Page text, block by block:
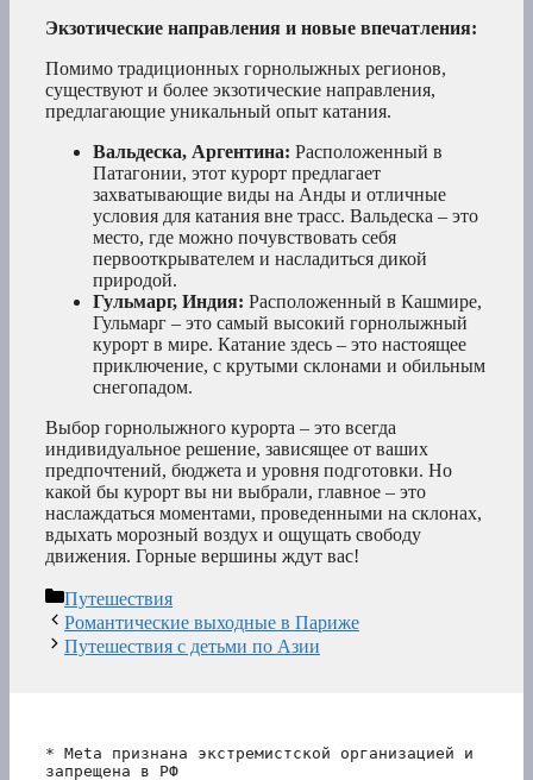
Экзотические направления и новые впечатления:
Помимо традиционных горнолыжных регионов,
существуют и более экзотические направления,
предлагающие уникальный опыт катания.
Вальдеска, Аргентина: Расположенный в
Патагонии, этот курорт предлагает
захватывающие виды на Анды и отличные
условия для катания вне трасс. Вальдеска – это
место, где можно почувствовать себя
первооткрывателем и насладиться дикой
природой.
Гульмарг, Индия: Расположенный в Кашмире,
Гульмарг – это самый высокий горнолыжный
курорт в мире. Катание здесь – это настоящее
приключение, с крутыми склонами и обильным
снегопадом.
Выбор горнолыжного курорта – это всегда
индивидуальное решение, зависящее от ваших
предпочтений, бюджета и уровня подготовки. Но
какой бы курорт вы ни выбрали, главное – это
наслаждаться моментами, проведенными на склонах,
вдыхать морозный воздух и ощущать свободу
движения. Горные вершины ждут вас!
Рубрики
Путешествия
Романтические выходные в Париже
Путешествия с детьми по Азии
* Meta признана экстремистской организацией и
запрещена в РФ